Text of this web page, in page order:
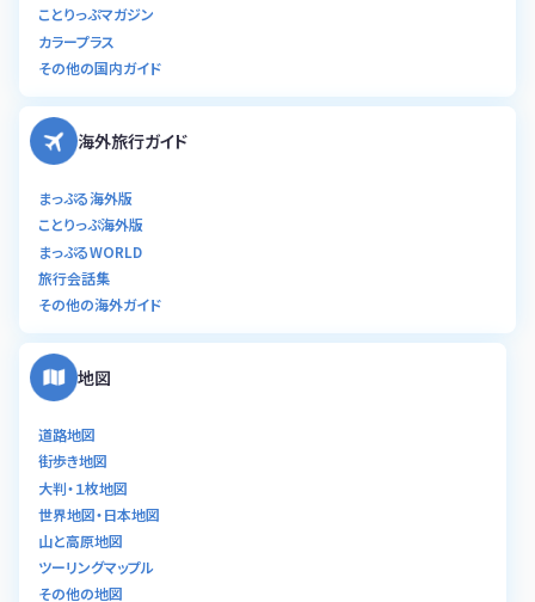
ことりっぷマガジン
カラープラス
その他の国内ガイド
海外旅行ガイド
まっぷる海外版
ことりっぷ海外版
まっぷるWORLD
旅行会話集
その他の海外ガイド
地図
道路地図
街歩き地図
大判・１枚地図
世界地図・日本地図
山と高原地図
ツーリングマップル
その他の地図